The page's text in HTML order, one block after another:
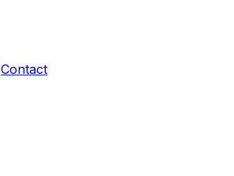
Contact